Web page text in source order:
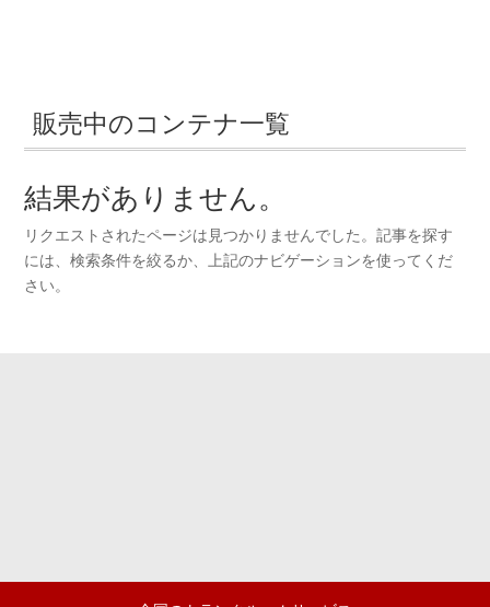
販売中のコンテナ一覧
結果がありません。
リクエストされたページは見つかりませんでした。記事を探す
には、検索条件を絞るか、上記のナビゲーションを使ってくだ
さい。